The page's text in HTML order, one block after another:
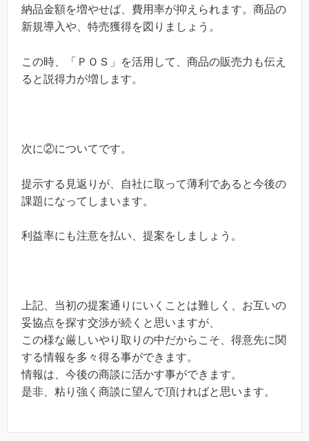
納品金額を増やせば、費用率が抑えられます。商品の
新規導入や、特売獲得を図りましょう。
この時、「ＰＯＳ」を活用して、商品の販売力も伝え
ると説得力が増します。
次に②についてです。
提示する見返りが、自社に取って薄利であると今後の
課題になってしまいます。
利益率にも注意を払い、提案をしましょう。
上記、当初の提案通りにいくことは難しく、お互いの
妥協点を探す交渉が続くと思いますが、
この様な厳しいやり取りの中だからこそ、得意先に関
する情報を多々得る事ができます。
情報は、今後の商談に活かす事ができます。
是非、粘り強く商談に望んで頂ければと思います。